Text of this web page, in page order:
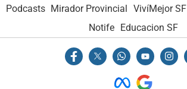
Podcasts Mirador Provincial VivíMejor SF
Notife Educacion SF